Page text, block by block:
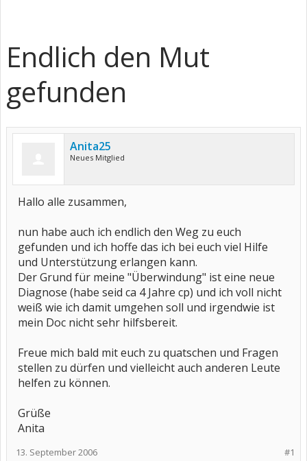
Endlich den Mut
gefunden
Anita25
Neues Mitglied
Hallo alle zusammen,
nun habe auch ich endlich den Weg zu euch
gefunden und ich hoffe das ich bei euch viel Hilfe
und Unterstützung erlangen kann.
Der Grund für meine "Überwindung" ist eine neue
Diagnose (habe seid ca 4 Jahre cp) und ich voll nicht
weiß wie ich damit umgehen soll und irgendwie ist
mein Doc nicht sehr hilfsbereit.
Freue mich bald mit euch zu quatschen und Fragen
stellen zu dürfen und vielleicht auch anderen Leute
helfen zu können.
Grüße
Anita
#1
13. September 2006